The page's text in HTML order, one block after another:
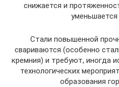
снижается и
уменьшается
Стали повышенной
свариваются (особенно
кремния) и требуют, иногда
технологических
образования